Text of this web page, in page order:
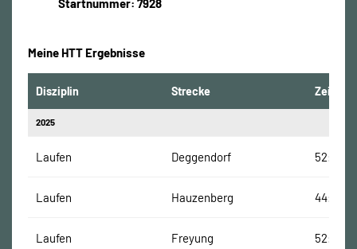
Startnummer: 7928
Meine HTT Ergebnisse
Disziplin Strecke Zeit
2025
Laufen Deggendorf 52:15
Laufen Hauzenberg 44:29
Laufen Freyung 52:37